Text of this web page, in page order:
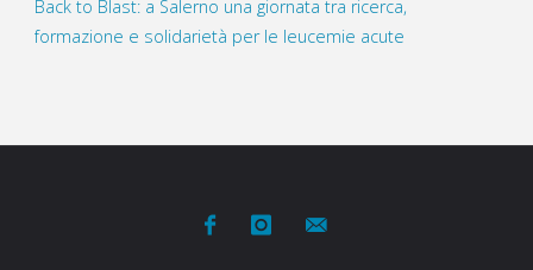
Back to Blast: a Salerno una giornata tra ricerca,
formazione e solidarietà per le leucemie acute